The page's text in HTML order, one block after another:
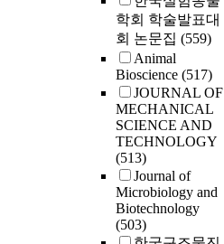
학회 학술발표대
회 논문집 (559)
Animal
Bioscience (517)
JOURNAL OF
MECHANICAL
SCIENCE AND
TECHNOLOGY
(513)
Journal of
Microbiology and
Biotechnology
(503)